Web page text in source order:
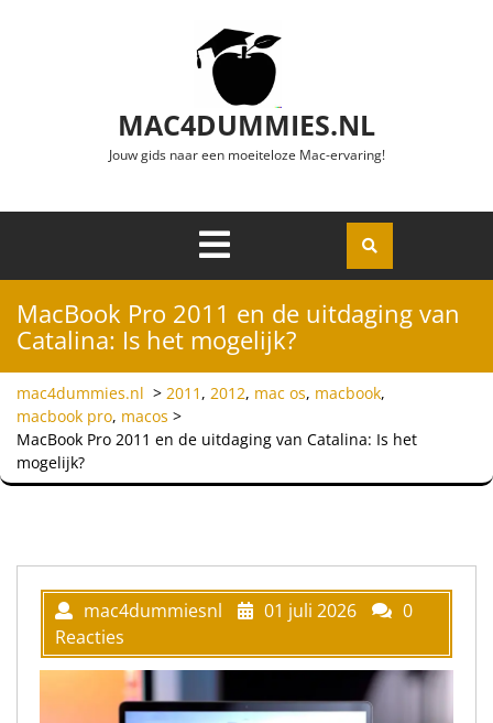
MAC4DUMMIES.NL
Jouw gids naar een moeiteloze Mac-ervaring!
Openen
MacBook Pro 2011 en de uitdaging van
Catalina: Is het mogelijk?
mac4dummies.nl > 2011 , 2012, mac os, macbook,
macbook pro, macos >
MacBook Pro 2011 en de uitdaging van Catalina: Is het
mogelijk?
mac4dummiesnl 01 juli 2026
0
Reacties